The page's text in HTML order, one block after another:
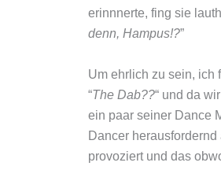
erinnnerte, fing sie
denn, Hampus!?”
Um ehrlich zu sein, ich
“The Dab??“ und da
ein paar seiner Dance
Dancer
provoziert und das